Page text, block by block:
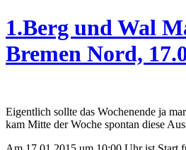
1.Berg und Wal
Bremen Nord,
Eigentlich sollte das Wochenende ja
kam Mitte der Woche spontan diese